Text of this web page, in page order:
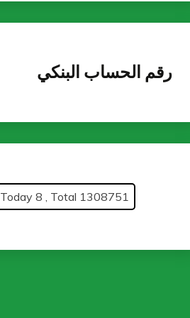
رقم الحساب البنكي
Today 8 , Total 1308751